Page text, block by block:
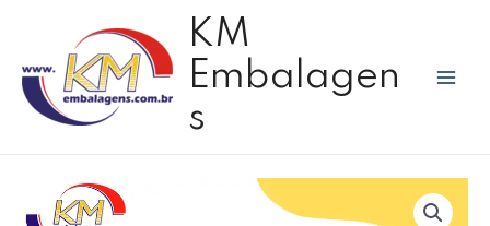
conteúdo
KM
Embalagen
s
Bandeja
alumínio